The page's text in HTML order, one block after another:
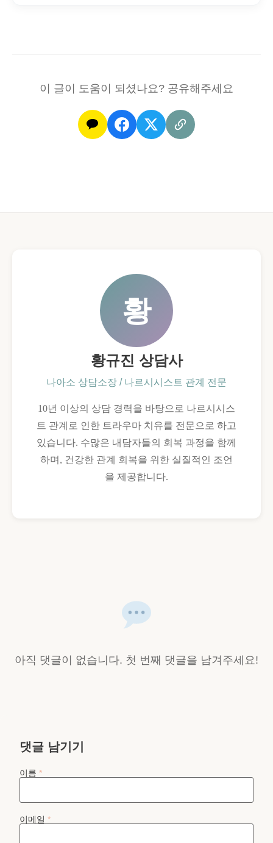
이 글이 도움이 되셨나요? 공유해주세요
황
황규진 상담사
나아소 상담소장 / 나르시시스트 관계 전문
10년 이상의 상담 경력을 바탕으로 나르시시스
트 관계로 인한 트라우마 치유를 전문으로 하고
있습니다. 수많은 내담자들의 회복 과정을 함께
하며, 건강한 관계 회복을 위한 실질적인 조언
을 제공합니다.
아직 댓글이 없습니다. 첫 번째 댓글을 남겨주세요!
댓글 남기기
이름 *
이메일 *